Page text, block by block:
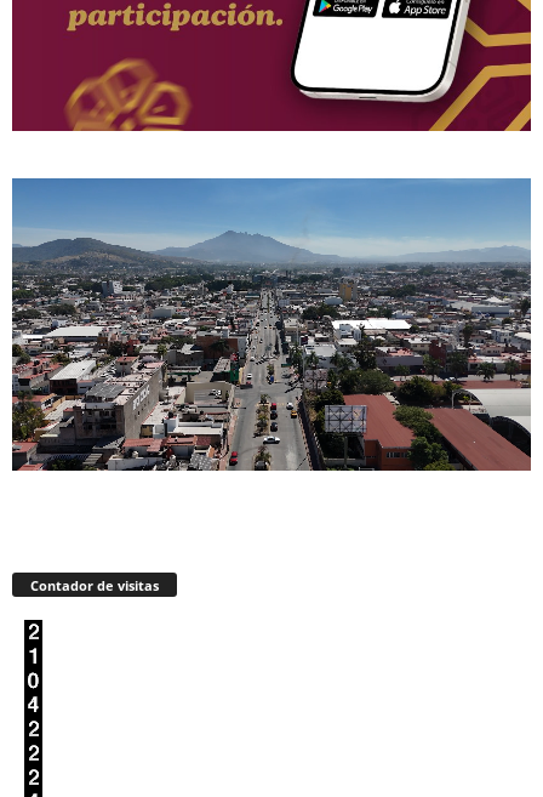
Contador de visitas